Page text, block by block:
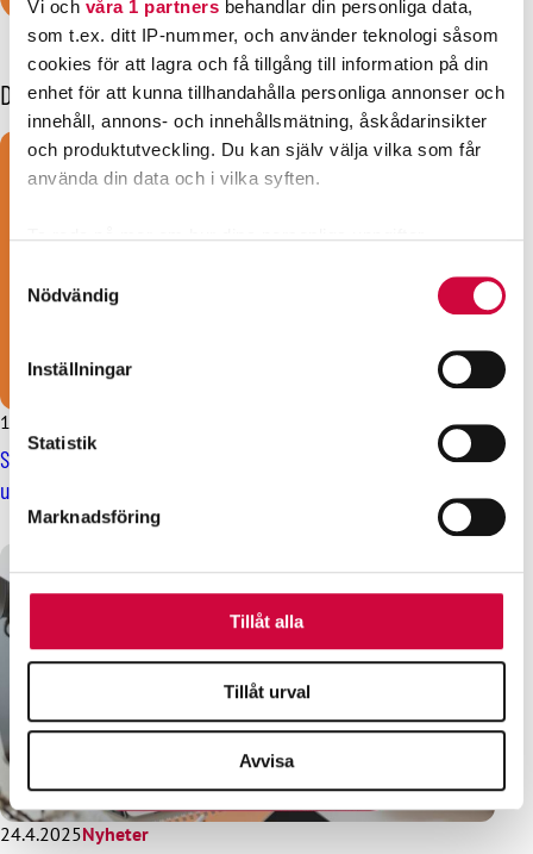
Vi och våra 1 partners behandlar din personliga data,
som t.ex. ditt IP-nummer, och använder teknologi såsom
cookies för att lagra och få tillgång till information på din
enhet för att kunna tillhandahålla personliga annonser och
innehåll, annons- och innehållsmätning, åskådarinsikter
och produktutveckling. Du kan själv välja vilka som får
använda din data och i vilka syften.
Ta reda på mer om hur dina personliga uppgifter
Du kan ändra eller dra tillbaka ditt samtycke när som
Vi använder enhetsidentifierare för att anpassa innehållet
för sociala medier och analysera vår trafik. Vi
vidarebefordrar även sådana identifierare och annan
annons- och analysföretag som vi samarbetar med.
information som du har tillhandahållit eller som de har
Nödvändig
Inställningar
Statistik
Marknadsföring
Tillåt alla
Tillåt urval
Avvisa
Dessa kanske också intresserar dig
12.5.2025
Strejkvarsel vid Helsingfors och Åbo universitet – över 13 000
universitetsanställda går i strejk
24.4.2025Nyheter